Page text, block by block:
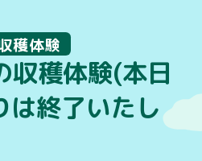
穫体験(本日
は終了いたし
穫体験